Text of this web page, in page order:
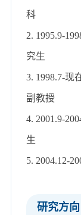
科
2. 1995.9-
究生
3. 1998.7-现
副教授
4. 2001.9-
生
5. 2004.12-
研究方向